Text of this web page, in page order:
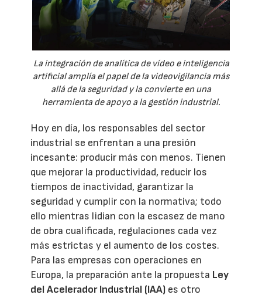
La integración de analítica de vídeo e inteligencia
artificial amplía el papel de la videovigilancia más
allá de la seguridad y la convierte en una
herramienta de apoyo a la gestión industrial.
Hoy en día, los responsables del sector
industrial se enfrentan a una presión
incesante: producir más con menos. Tienen
que mejorar la productividad, reducir los
tiempos de inactividad, garantizar la
seguridad y cumplir con la normativa; todo
ello mientras lidian con la escasez de mano
de obra cualificada, regulaciones cada vez
más estrictas y el aumento de los costes.
Para las empresas con operaciones en
Europa, la preparación ante la propuesta Ley
del Acelerador Industrial (IAA) es otro